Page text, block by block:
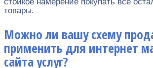
товары.
Можно ли вашу схему
применить для интернет
сайта услуг?